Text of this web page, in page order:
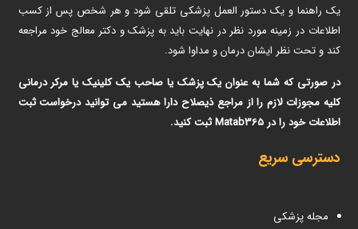
یک راهنما و یک دستور العمل پزشکی تلقی شود و هر شخص پس از کسب
اطلاعات در زمینه مورد نظر در نهایت باید به پزشک و دکتر معالج خود مراجعه
کند و تحت نظر ایشان درمان و مداوا شود.
در صورتی که شما به عنوان یک پزشک یا صاحب یک کلینیک یا مرکر درمانی
کلیه مجوزات لازم را از مراجع ذیصلاح دارا هستید می توانید درخواست ثبت
اطلاعات خود را در Matab365 ثبت کنید.
دسترسی سریع
مجله پزشکی